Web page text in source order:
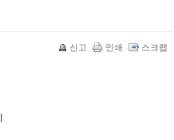
신고 인쇄 스크랩